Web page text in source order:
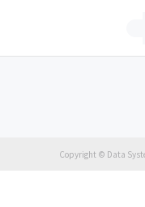
Copyright © Data